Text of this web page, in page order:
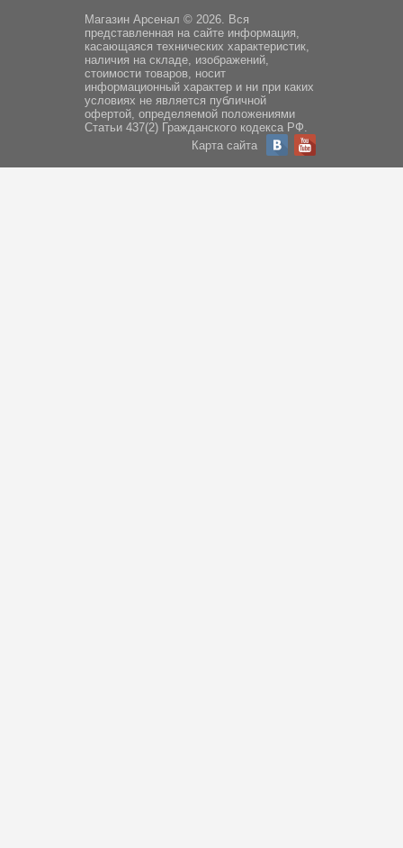
Магазин Арсенал © 2026. Вся
представленная на сайте информация,
касающаяся технических характеристик,
наличия на складе, изображений,
стоимости товаров, носит
информационный характер и ни при каких
условиях не является публичной
офертой, определяемой положениями
Статьи 437(2) Гражданского кодекса РФ.
Карта сайта